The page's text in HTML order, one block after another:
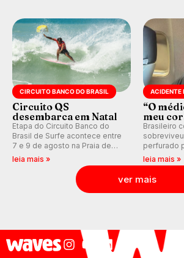
Kelly Slater convidado.
ondas
CIRCUITO BANCO DO BRASIL
Circuito QS
desembarca em Natal
Etapa do Circuito Banco do
Brasil de Surfe acontece entre
7 e 9 de agosto na Praia de
Miami (RN), em disputas
válidas pelo Qualifying Series
(QS) 4.000 e pela corrida por
vagas no Challenger Series.
leia mais »
ACIDENTE
“O
meu
Brasileiro
perfurado
agulha
Costa Rica.
leia mais »
ver mais